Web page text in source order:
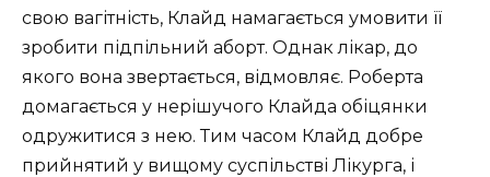
свою вагітність, Клайд намагається умовити її
зробити підпільний аборт. Однак лікар, до
якого вона звертається, відмовляє. Роберта
домагається у нерішучого Клайда обіцянки
одружитися з нею. Тим часом Клайд добре
прийнятий у вищому суспільстві Лікурга, і